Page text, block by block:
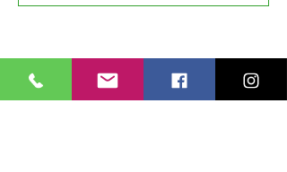
Cysylltwch â Ni